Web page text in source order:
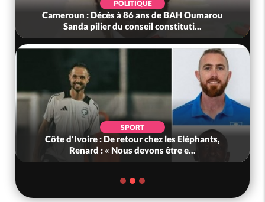
POLITIQUE
Cameroun : Décès à 86 ans de BAH Oumarou
Sanda pilier du conseil constituti...
SPORT
Côte d'Ivoire : De retour chez les Eléphants,
Renard : « Nous devons être e...